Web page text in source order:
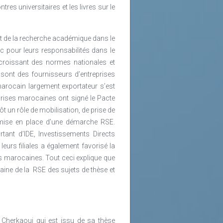
universitaires et les livres sur le
la recherche académique dans le
pour leurs responsabilités dans le
des normes nationales et
des fournisseurs d’entreprises
largement exportateur s’est
marocaines ont signé le Pacte
un rôle de mobilisation, de prise de
en place d’une démarche RSE.
d’IDE, Investissements Directs
filiales a également favorisé la
marocaines. Tout ceci explique que
de la RSE des sujets de thèse et
Cherkaoui qui est issu de sa thèse